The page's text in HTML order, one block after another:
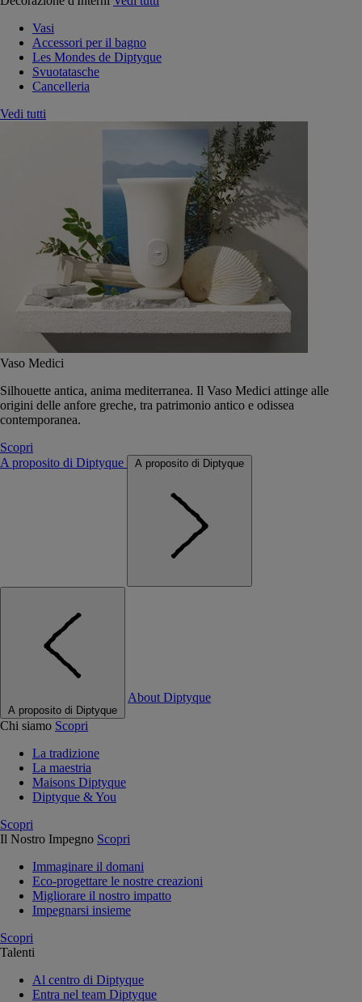
Vasi
Accessori per il bagno
Les Mondes de Diptyque
Svuotatasche
Cancelleria
Vedi tutti
Vaso Medici
Silhouette antica, anima mediterranea. Il Vaso Medici attinge alle
origini delle anfore greche, tra patrimonio antico e odissea
contemporanea.
Scopri
A proposito di Diptyque
A proposito di Diptyque
A proposito di Diptyque
About Diptyque
Chi siamo Scopri
La tradizione
La maestria
Maisons Diptyque
Diptyque & You
Scopri
Il Nostro Impegno Scopri
Immaginare il domani
Eco-progettare le nostre creazioni
Migliorare il nostro impatto
Impegnarsi insieme
Scopri
Talenti
Al centro di Diptyque
Entra nel team Diptyque